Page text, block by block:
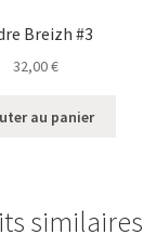
Breizh #3
32,00€
au panier
similaires